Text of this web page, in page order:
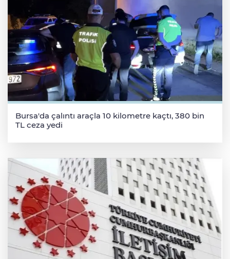
Bursa'da çalıntı araçla 10 kilometre kaçtı, 380 bin
TL ceza yedi